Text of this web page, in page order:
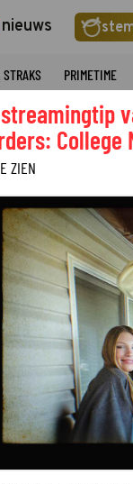
nieuws
PRIMETIME
College
ZIEN